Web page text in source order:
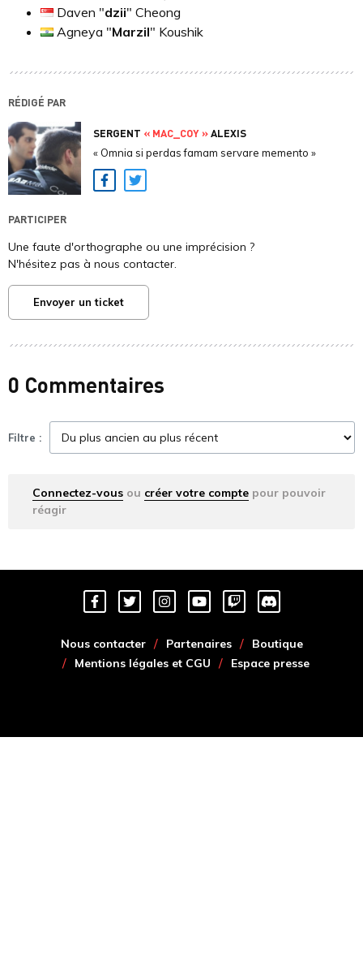
Daven "dzii" Cheong
Agneya "Marzil" Koushik
RÉDIGÉ PAR
SERGENT « MAC_COY »ALEXIS
« Omnia si perdas famam servare memento »
Facebook
Twitter
PARTICIPER
Une faute d'orthographe ou une imprécision ?
N'hésitez pas à nous contacter.
Envoyer un ticket
0 Commentaires
Filtre :
Connectez-vous ou créer votre compte pour pouvoir
réagir
Nous contacter Partenaires
Boutique
Mentions légales et CGU
Espace presse